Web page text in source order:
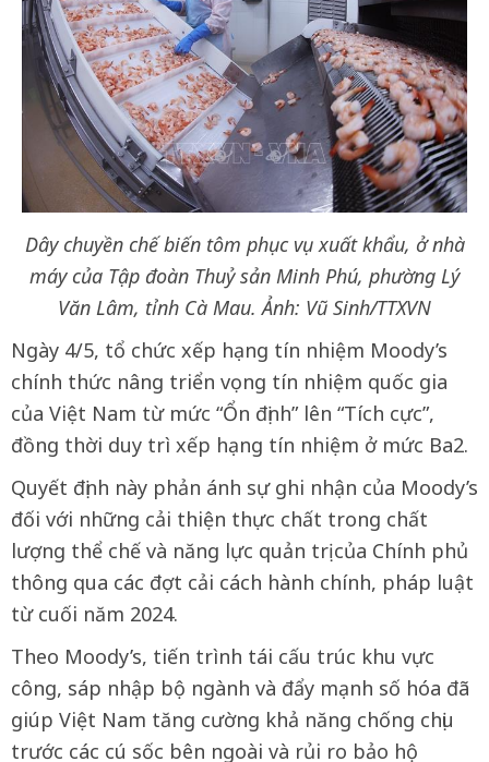
Dây chuyền chế biến tôm phục vụ xuất khẩu, ở nhà
máy của Tập đoàn Thuỷ sản Minh Phú, phường Lý
Văn Lâm, tỉnh Cà Mau. Ảnh: Vũ Sinh/TTXVN
Ngày 4/5, tổ chức xếp hạng tín nhiệm Moody’s
chính thức nâng triển vọng tín nhiệm quốc gia
của Việt Nam từ mức “Ổn định” lên “Tích cực”,
đồng thời duy trì xếp hạng tín nhiệm ở mức Ba2.
Quyết định này phản ánh sự ghi nhận của Moody’s
đối với những cải thiện thực chất trong chất
lượng thể chế và năng lực quản trị của Chính phủ
thông qua các đợt cải cách hành chính, pháp luật
từ cuối năm 2024.
Theo Moody’s, tiến trình tái cấu trúc khu vực
công, sáp nhập bộ ngành và đẩy mạnh số hóa đã
giúp Việt Nam tăng cường khả năng chống chịu
trước các cú sốc bên ngoài và rủi ro bảo hộ